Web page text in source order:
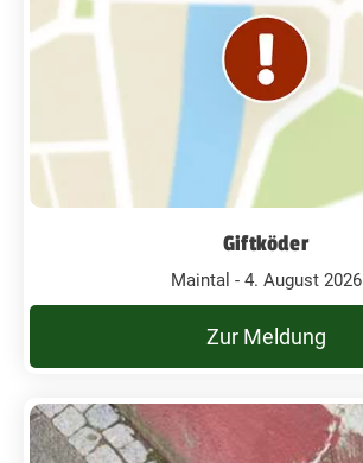
Giftköder
Maintal - 4. August 2026
Zur Meldung